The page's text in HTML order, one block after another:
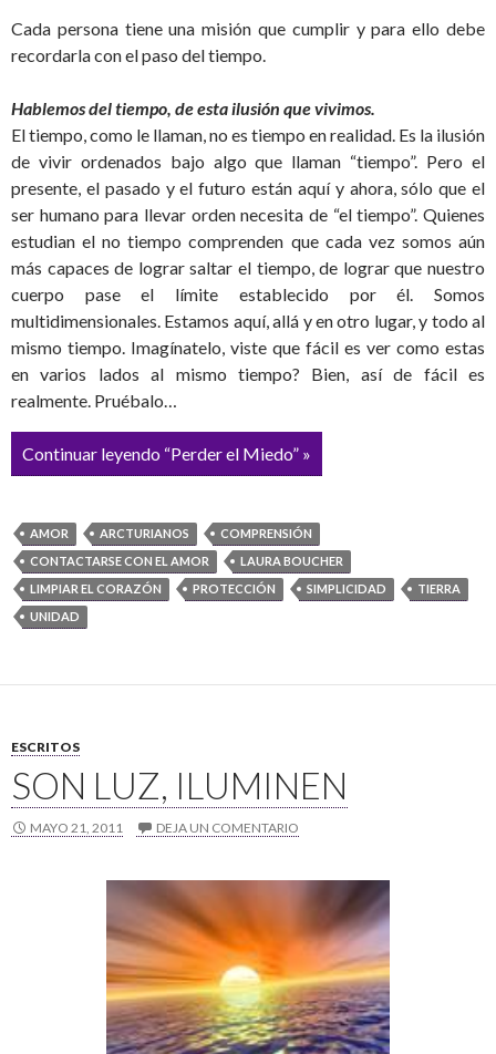
Cada persona tiene una misión que cumplir y para ello debe
recordarla con el paso del tiempo.
Hablemos del tiempo, de esta ilusión que vivimos.
El tiempo, como le llaman, no es tiempo en realidad. Es la ilusión
de vivir ordenados bajo algo que llaman “tiempo”. Pero el
presente, el pasado y el futuro están aquí y ahora, sólo que el
ser humano para llevar orden necesita de “el tiempo”. Quienes
estudian el no tiempo comprenden que cada vez somos aún
más capaces de lograr saltar el tiempo, de lograr que nuestro
cuerpo pase el límite establecido por él. Somos
multidimensionales. Estamos aquí, allá y en otro lugar, y todo al
mismo tiempo. Imagínatelo, viste que fácil es ver como estas
en varios lados al mismo tiempo? Bien, así de fácil es
realmente. Pruébalo…
Continuar leyendo “Perder el Miedo” »
AMOR ARCTURIANOS
COMPRENSIÓN
CONTACTARSE CON EL AMOR
LAURA BOUCHER
LIMPIAR EL CORAZÓN
PROTECCIÓN SIMPLICIDAD
TIERRA
UNIDAD
ESCRITOS
SON LUZ, ILUMINEN
MAYO 21, 2011 DEJA UN COMENTARIO